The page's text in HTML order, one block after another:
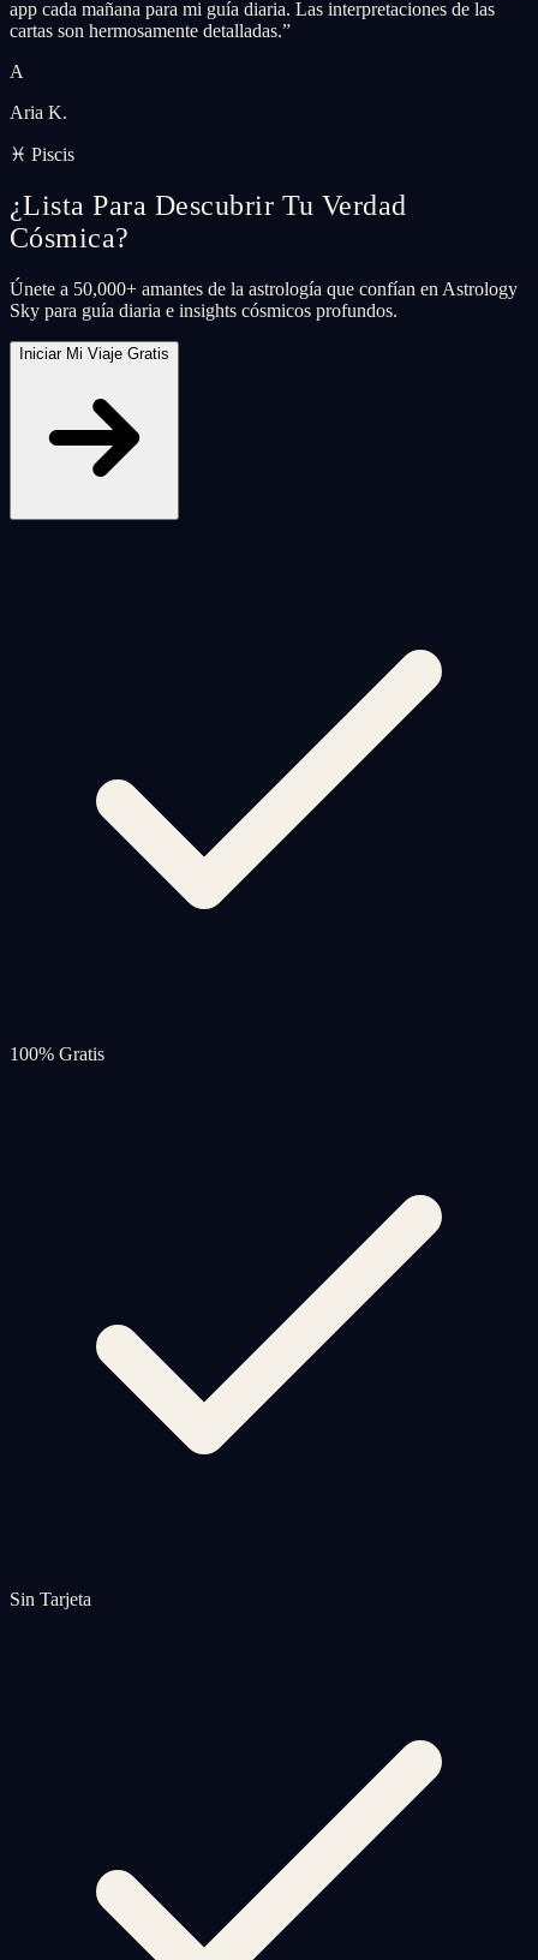
app cada mañana para mi guía diaria. Las interpretaciones de las
cartas son hermosamente detalladas.”
A
Aria K.
♓ Piscis
¿Lista Para Descubrir Tu Verdad
Cósmica?
Únete a 50,000+ amantes de la astrología que confían en Astrology
Sky para guía diaria e insights cósmicos profundos.
Iniciar Mi Viaje Gratis
100% Gratis
Sin Tarjeta